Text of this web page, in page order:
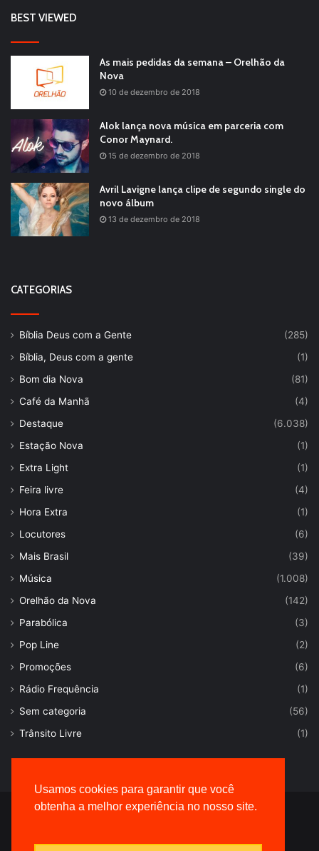
Usamos cookies para garantir que você
obtenha a melhor experiência no nosso site.
BEST VIEWED
As mais pedidas da semana – Orelhão da
Nova
10 de dezembro de 2018
Alok lança nova música em parceria com
Conor Maynard.
15 de dezembro de 2018
Avril Lavigne lança clipe de segundo single do
novo álbum
13 de dezembro de 2018
CATEGORIAS
Bíblia Deus com a Gente
(285)
Bíblia, Deus com a gente
(1)
Bom dia Nova
(81)
Café da Manhã
(4)
Destaque
(6.038)
Estação Nova
(1)
Extra Light
(1)
Feira livre
(4)
Hora Extra
(1)
Locutores
(6)
Mais Brasil
(39)
Música
(1.008)
Orelhão da Nova
(142)
Parabólica
(3)
Pop Line
(2)
Promoções
(6)
Rádio Frequência
(1)
Sem categoria
(56)
Trânsito Livre
(1)